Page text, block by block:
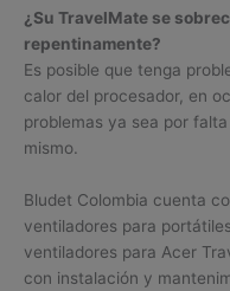
¿Su TravelMate se
repentinamente?
Es posible que tenga
calor del procesador, en
problemas ya sea por
mismo.
Bludet Colombia cuenta
ventiladores para
ventiladores para Acer
con instalación y